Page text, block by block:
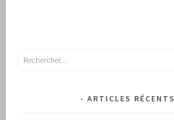
Rechercher :
ARTICLES RÉCENTS